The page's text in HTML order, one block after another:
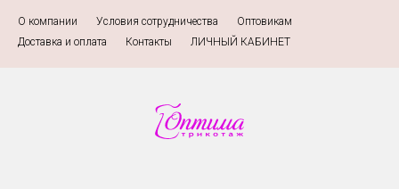
О компании Условия сотрудничества Оптовикам
Доставка и оплата
Контакты ЛИЧНЫЙ КАБИНЕТ